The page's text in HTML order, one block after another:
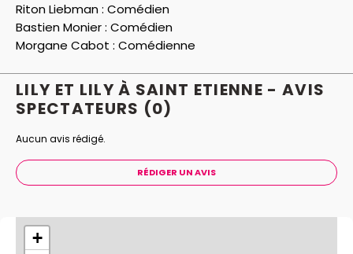
Riton Liebman : Comédien
Bastien Monier : Comédien
Morgane Cabot : Comédienne
LILY ET LILY À SAINT ETIENNE - AVIS
SPECTATEURS (0)
Aucun avis rédigé.
RÉDIGER UN AVIS
+